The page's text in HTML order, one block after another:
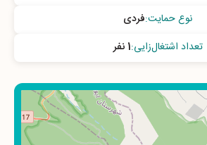
نوع حمایت:فردی
تعداد اشتغال‌زایی:1 نفر